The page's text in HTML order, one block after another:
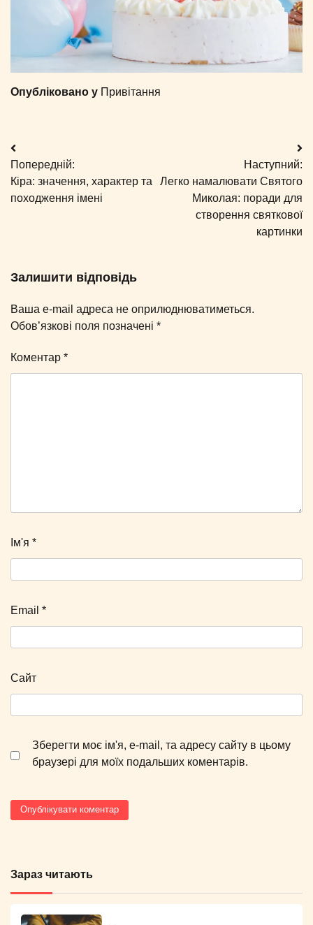
Опубліковано у Привітання
Навігація
записів
Попередній:
Кіра: значення, характер та
походження імені
Наступний:
Легко намалювати Святого
Миколая: поради для
створення святкової
картинки
Залишити відповідь
Ваша e-mail адреса не оприлюднюватиметься.
Обов’язкові поля позначені *
Коментар *
Ім'я *
Email *
Сайт
Зберегти моє ім'я, e-mail, та адресу сайту в цьому
браузері для моїх подальших коментарів.
Зараз читають